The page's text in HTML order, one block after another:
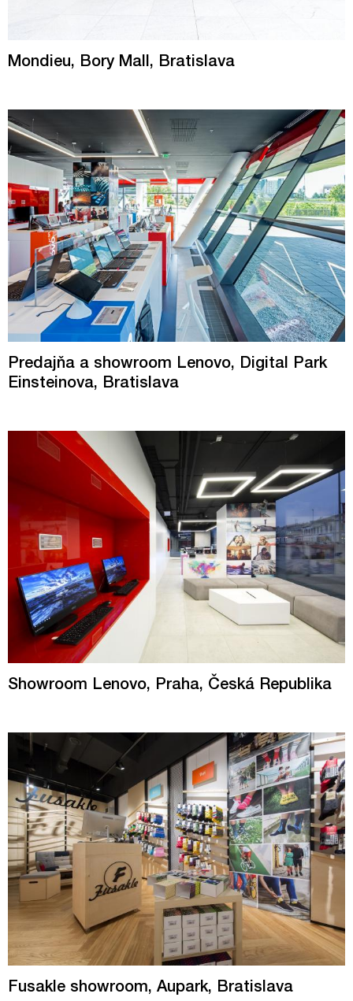
Mondieu, Bory Mall, Bratislava
Predajňa a showroom Lenovo, Digital Park
Einsteinova, Bratislava
Showroom Lenovo, Praha, Česká Republika
Fusakle showroom, Aupark, Bratislava